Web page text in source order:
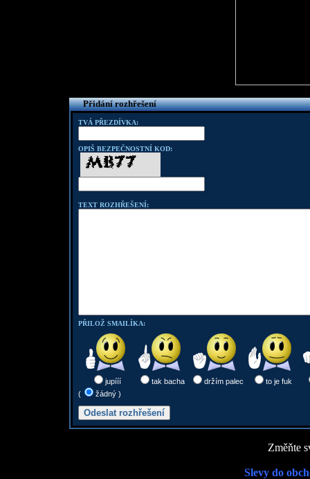
Přidání rozhřešení
TVÁ PŘEZDÍVKA:
OPIŠ BEZPEČNOSTNÍ KOD:
TEXT ROZHŘEŠENÍ:
PŘILOŽ SMAILÍKA:
jupííí tak bacha držím palec
to je fuk
(
žádný )
Změňte
Slevy do